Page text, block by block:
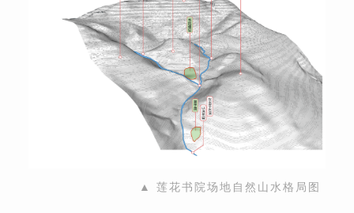
▲ 莲花书院场地自然山水格局图